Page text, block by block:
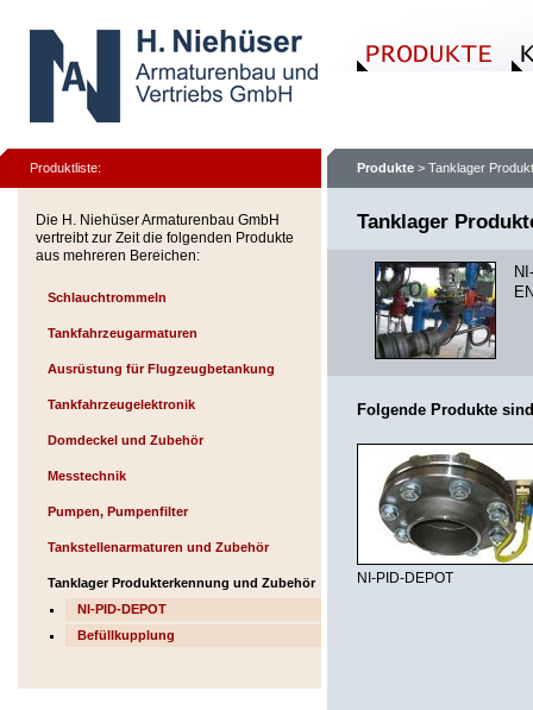
Produktliste:
Die H. Niehüser Armaturenbau GmbH
vertreibt zur Zeit die folgenden Produkte
aus mehreren Bereichen:
Schlauchtrommeln
Tankfahrzeugarmaturen
Ausrüstung für Flugzeugbetankung
Tankfahrzeugelektronik
Domdeckel und Zubehör
Messtechnik
Pumpen, Pumpenfilter
Tankstellenarmaturen und Zubehör
Tanklager Produkterkennung und Zubehör
NI-PID-DEPOT
Befüllkupplung
Produkte > Tanklager
Tanklager
Folgende Produkte
NI-PID-DEPOT